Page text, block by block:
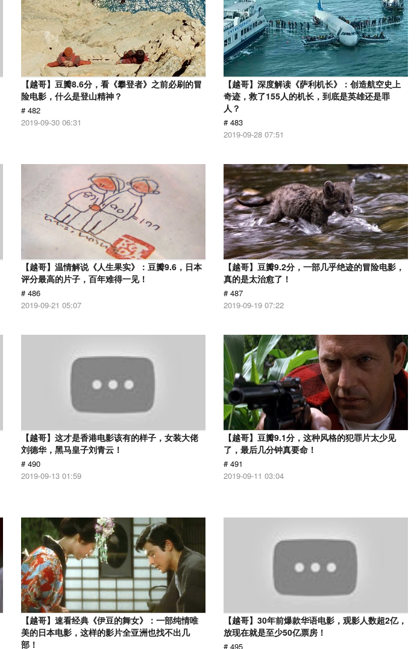
【越哥】豆瓣8.6分，看《攀登者》之前必刷的冒
险电影，什么是登山精神？
# 482
2019-09-30 06:31
【越哥】深度解读《萨利机长》：创造航空史上
奇迹，救了155人的机长，到底是英雄还是罪
人？
# 483
2019-09-28 07:51
【越哥】温情解说《人生果实》：豆瓣9.6，日本
评分最高的片子，百年难得一见！
# 486
2019-09-21 05:07
【越哥】豆瓣9.2分，一部几乎绝迹的冒险电影，
真的是太治愈了！
# 487
2019-09-19 07:22
【越哥】这才是香港电影该有的样子，女装大佬
刘德华，黑马皇子刘青云！
# 490
2019-09-13 01:59
【越哥】豆瓣9.1分，这种风格的犯罪片太少见
了，最后几分钟真要命！
# 491
2019-09-11 03:04
【越哥】速看经典《伊豆的舞女》：一部纯情唯
美的日本电影，这样的影片全亚洲也找不出几
部！
【越哥】30年前爆款华语电影，观影人数超2亿，
放现在就是至少50亿票房！
# 495